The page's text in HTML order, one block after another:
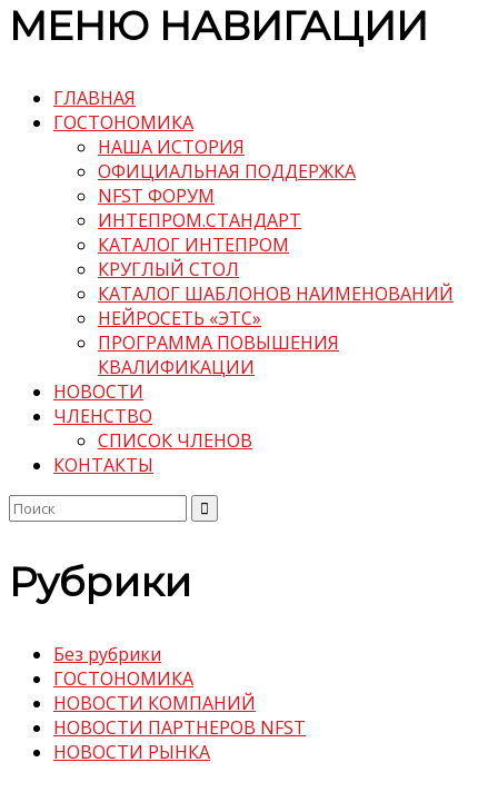
МЕНЮ НАВИГАЦИИ
ГЛАВНАЯ
ГОСТОНОМИКА
НАША ИСТОРИЯ
ОФИЦИАЛЬНАЯ ПОДДЕРЖКА
NFST ФОРУМ
ИНТЕПРОМ.СТАНДАРТ
КАТАЛОГ ИНТЕПРОМ
КРУГЛЫЙ СТОЛ
КАТАЛОГ ШАБЛОНОВ НАИМЕНОВАНИЙ
НЕЙРОСЕТЬ «ЭТС»
ПРОГРАММА ПОВЫШЕНИЯ
КВАЛИФИКАЦИИ
НОВОСТИ
ЧЛЕНСТВО
СПИСОК ЧЛЕНОВ
КОНТАКТЫ
Поиск
Рубрики
Без рубрики
ГОСТОНОМИКА
НОВОСТИ КОМПАНИЙ
НОВОСТИ ПАРТНЕРОВ NFST
НОВОСТИ РЫНКА